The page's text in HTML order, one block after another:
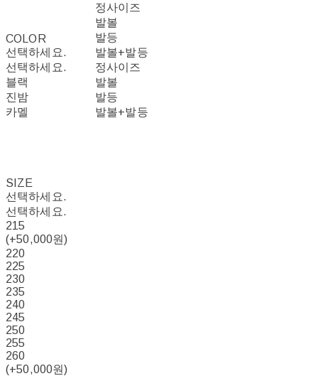
COLOR
선택하세요.
선택하세요.
블랙
진밤
카멜
정사이즈
발볼
발등
발볼+발등
정사이즈
발볼
발등
발볼+발등
SIZE
선택하세요.
선택하세요.
215
(+50,000원)
220
225
230
235
240
245
250
255
260
(+50,000원)